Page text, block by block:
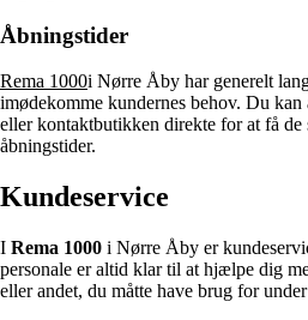
Åbningstider
Rema 1000i Nørre Åby har generelt
imødekomme kundernes behov. Du
eller kontaktbutikken direkte for at få de
åbningstider.
Kundeservice
I Rema 1000 i Nørre Åby er
personale er altid klar til at hjælpe dig
eller andet, du måtte have brug for